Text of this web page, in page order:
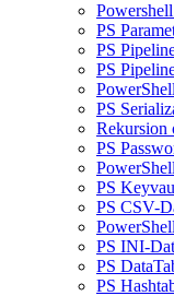
PS
PS
PS
PS
Rekursion
PS
PS
PS CSV-
PS INI-
PS
PS